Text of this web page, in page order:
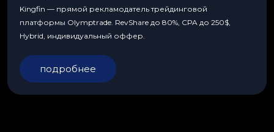
Kingfin — прямой рекламодатель трейдинговой
платформы Olymptrade. RevShare до 80%, CPA до 250$,
Hybrid, индивидуальный оффер.
подробнее